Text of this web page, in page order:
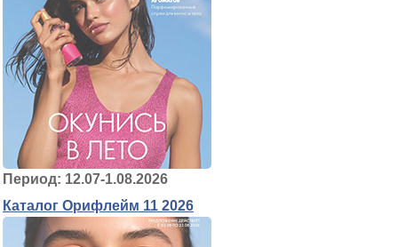
Период: 12.07-1.08.2026
Каталог Орифлейм 11 2026